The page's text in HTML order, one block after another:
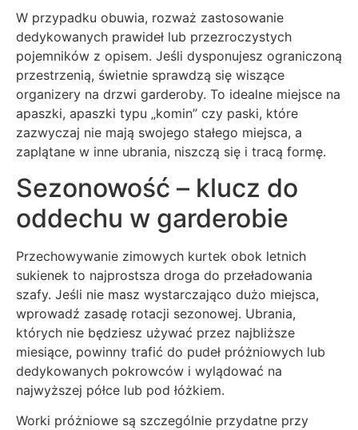
W przypadku obuwia, rozważ zastosowanie
dedykowanych prawideł lub przezroczystych
pojemników z opisem. Jeśli dysponujesz ograniczoną
przestrzenią, świetnie sprawdzą się wiszące
organizery na drzwi garderoby. To idealne miejsce na
apaszki, apaszki typu „komin” czy paski, które
zazwyczaj nie mają swojego stałego miejsca, a
zaplątane w inne ubrania, niszczą się i tracą formę.
Sezonowość – klucz do
oddechu w garderobie
Przechowywanie zimowych kurtek obok letnich
sukienek to najprostsza droga do przeładowania
szafy. Jeśli nie masz wystarczająco dużo miejsca,
wprowadź zasadę rotacji sezonowej. Ubrania,
których nie będziesz używać przez najbliższe
miesiące, powinny trafić do pudeł próżniowych lub
dedykowanych pokrowców i wylądować na
najwyższej półce lub pod łóżkiem.
Worki próżniowe są szczególnie przydatne przy